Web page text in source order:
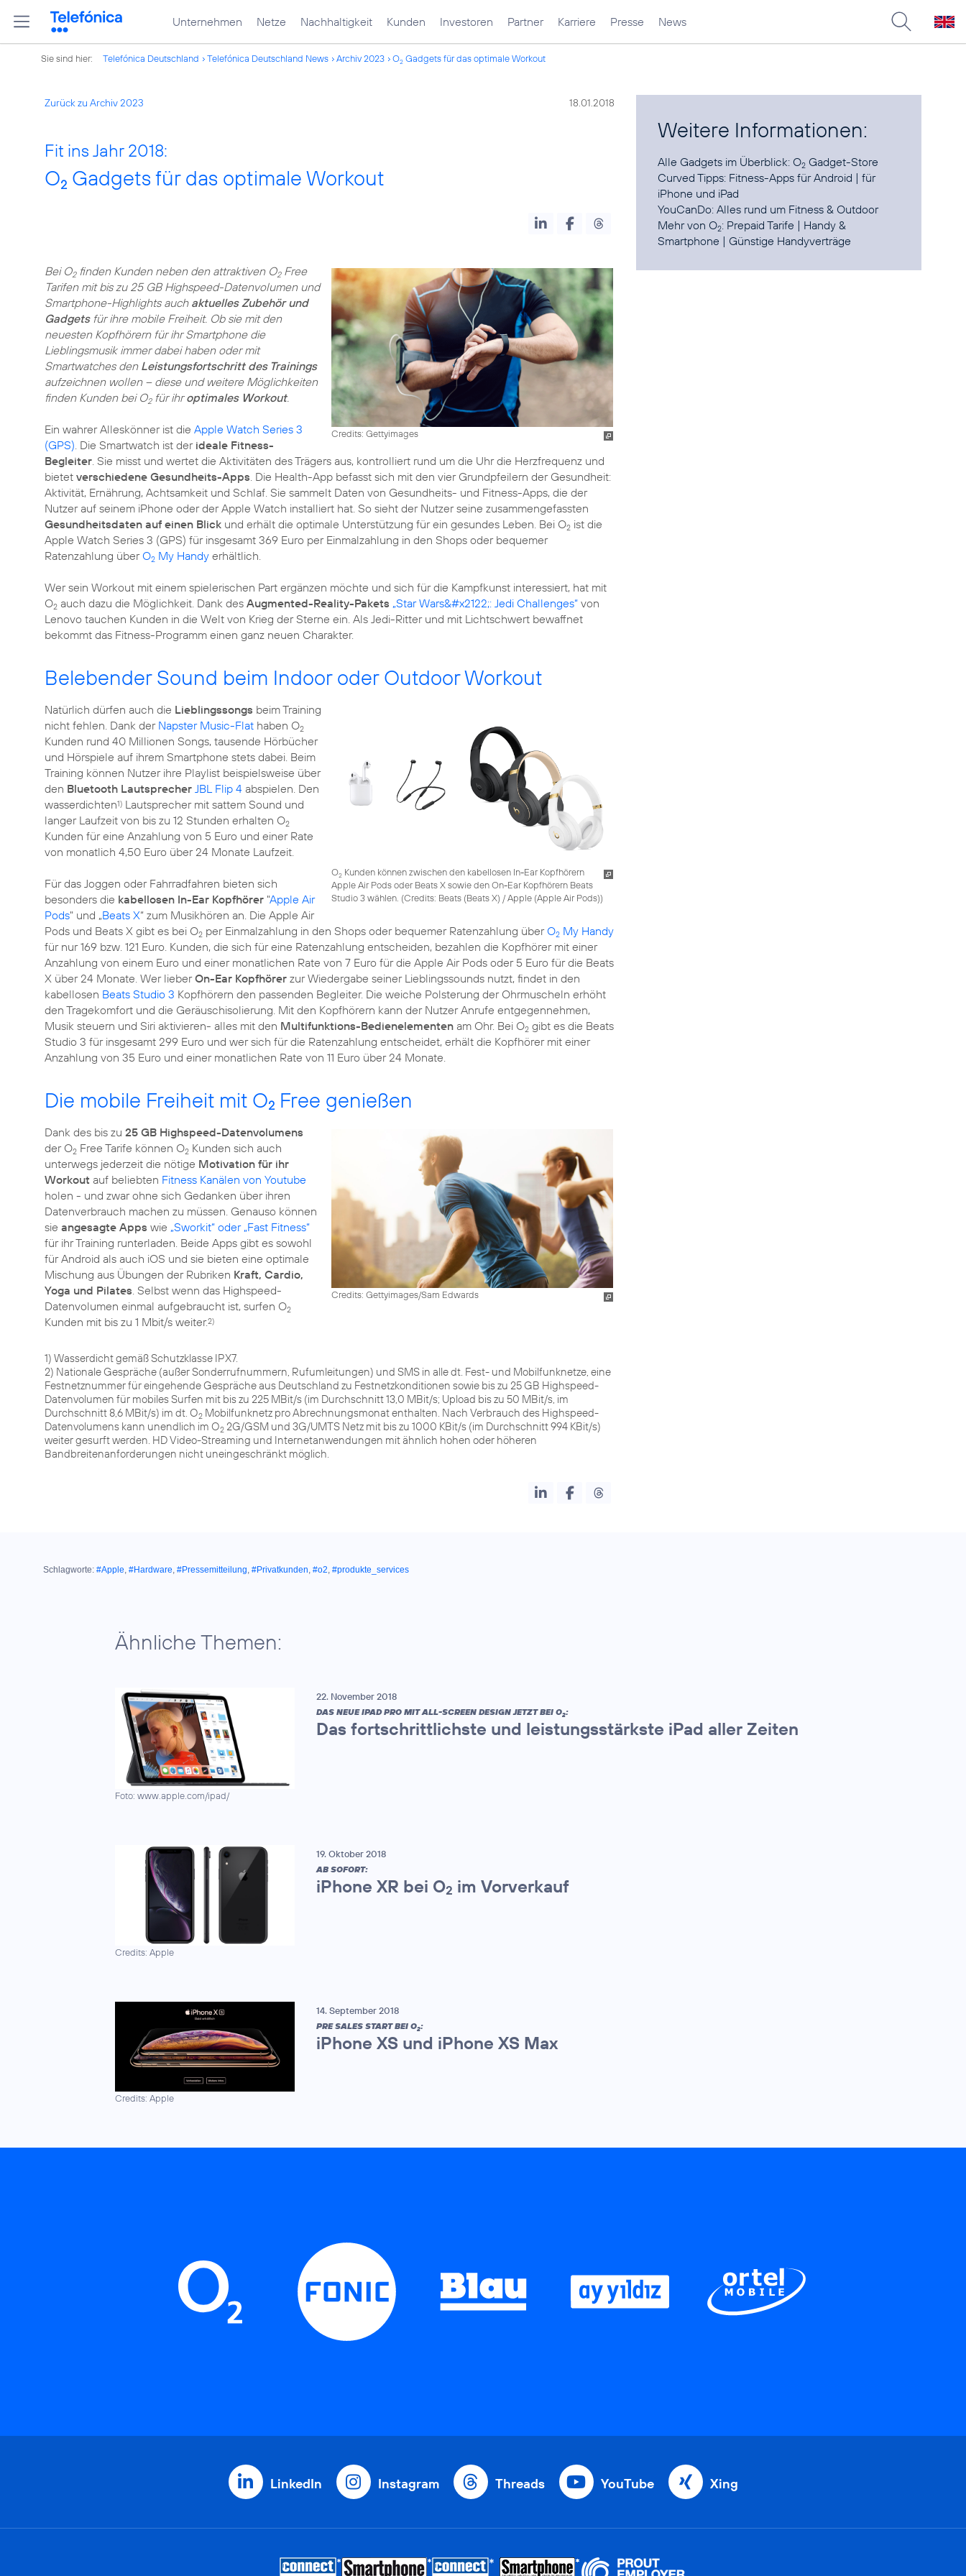
Unternehmen Netze Nachhaltigkeit Kunden Investoren Partner Karriere Presse News
Sie sind hier: Telefónica Deutschland Telefónica Deutschland News Archiv 2023 O2 Gadgets für das optimale Workout
Zurück zu Archiv 2023 18.01.2018
Fit ins Jahr 2018:
O2 Gadgets für das optimale Workout
Credits: Gettyimages
Bei O2finden Kunden neben den attraktiven O2Free
Tarifen mit bis zu 25 GB Highspeed-Datenvolumen und
Smartphone-Highlights auch aktuelles Zubehör und
Gadgetsfür ihre mobile Freiheit. Ob sie mit den
neuesten Kopfhörern für ihr Smartphone die
Lieblingsmusik immer dabei haben oder mit
Smartwatches den Leistungsfortschritt des Trainings
aufzeichnen wollen – diese und weitere Möglichkeiten
finden Kunden bei O2für ihroptimales Workout.
Ein wahrer Alleskönner ist die Apple Watch Series 3
(GPS). Die Smartwatch ist der ideale Fitness-
Begleiter. Sie misst und wertet die Aktivitäten des Trägers aus, kontrolliert rund um die Uhr die Herzfrequenz und
bietet verschiedene Gesundheits-Apps. Die Health-App befasst sich mit den vier Grundpfeilern der Gesundheit:
Aktivität, Ernährung, Achtsamkeit und Schlaf. Sie sammelt Daten von Gesundheits- und Fitness-Apps, die der
Nutzer auf seinem iPhone oder der Apple Watch installiert hat. So sieht der Nutzer seine zusammengefassten
Gesundheitsdaten auf einen Blick und erhält die optimale Unterstützung für ein gesundes Leben. Bei O2 ist die
Apple Watch Series 3 (GPS) für insgesamt 369 Euro per Einmalzahlung in den Shops oder bequemer
Ratenzahlung überO2 My Handy erhältlich.
Wer sein Workout mit einem spielerischen Part ergänzen möchte und sich für die Kampfkunst interessiert, hat mit
O2 auch dazu die Möglichkeit. Dank des Augmented-Reality-Pakets „Star Wars&#x2122;: Jedi Challenges“ von
Lenovo tauchen Kunden in die Welt von Krieg der Sterne ein. Als Jedi-Ritter und mit Lichtschwert bewaffnet
bekommt das Fitness-Programm einen ganz neuen Charakter.
Belebender Sound beim Indoor oder Outdoor Workout
O2Kunden können zwischen den kabellosen In-Ear Kopfhörern
Apple Air Pods oder Beats X sowie den On-Ear Kopfhörern Beats
Studio 3 wählen. (Credits: Beats (Beats X) / Apple (Apple Air Pods))
Natürlich dürfen auch die Lieblingssongs beim Training
nicht fehlen. Dank der Napster Music-Flat haben O2
Kunden rund 40 Millionen Songs, tausende Hörbücher
und Hörspiele auf ihrem Smartphone stets dabei. Beim
Training können Nutzer ihre Playlist beispielsweise über
den Bluetooth Lautsprecher JBL Flip 4 abspielen. Den
wasserdichten1) Lautsprecher mit sattem Sound und
langer Laufzeit von bis zu 12 Stunden erhalten O2
Kunden für eine Anzahlung von 5 Euro und einer Rate
von monatlich 4,50 Euro über 24 Monate Laufzeit.
Für das Joggen oder Fahrradfahren bieten sich
besonders die kabellosen In-Ear Kopfhörer "Apple Air
Pods" und „Beats X“ zum Musikhören an. Die Apple Air
Pods und Beats X gibt es bei O2 per Einmalzahlung in den Shops oder bequemer Ratenzahlung überO2 My Handy
für nur 169 bzw. 121 Euro. Kunden, die sich für eine Ratenzahlung entscheiden, bezahlen die Kopfhörer mit einer
Anzahlung von einem Euro und einer monatlichen Rate von 7 Euro für die Apple Air Pods oder 5 Euro für die Beats
X über 24 Monate. Wer lieberOn-Ear Kopfhörer zur Wiedergabe seiner Lieblingssounds nutzt, findet in den
kabellosen Beats Studio 3 Kopfhörern den passenden Begleiter. Die weiche Polsterung der Ohrmuscheln erhöht
den Tragekomfort und die Geräuschisolierung. Mit den Kopfhörern kann der Nutzer Anrufe entgegennehmen,
Musik steuern und Siri aktivieren- alles mit den Multifunktions-Bedienelementen am Ohr. Bei O2 gibt es die Beats
Studio 3 für insgesamt 299 Euro und wer sich für die Ratenzahlung entscheidet, erhält die Kopfhörer mit einer
Anzahlung von 35 Euro und einer monatlichen Rate von 11 Euro über 24 Monate.
Die mobile Freiheit mit O2 Free genießen
Credits: Gettyimages/Sam Edwards
Dank des bis zu 25 GB Highspeed-Datenvolumens
der O2 Free Tarife können O2 Kunden sich auch
unterwegs jederzeit die nötige Motivation für ihr
Workout auf beliebten Fitness Kanälen von Youtube
holen - und zwar ohne sich Gedanken über ihren
Datenverbrauch machen zu müssen. Genauso können
sie angesagte Apps wie „Sworkit“ oder „Fast Fitness“
für ihr Training runterladen. Beide Apps gibt es sowohl
für Android als auch iOS und sie bieten eine optimale
Mischung aus Übungen der Rubriken Kraft, Cardio,
Yoga und Pilates. Selbst wenn das Highspeed-
Datenvolumen einmal aufgebraucht ist, surfen O2
Kunden mit bis zu 1 Mbit/s weiter.2)
1) Wasserdicht gemäß Schutzklasse IPX7.
2) Nationale Gespräche (außer Sonderrufnummern, Rufumleitungen) und SMS in alle dt. Fest- und Mobilfunknetze, eine
Festnetznummer für eingehende Gespräche aus Deutschland zu Festnetzkonditionen sowie bis zu 25 GB Highspeed-
Datenvolumen für mobiles Surfen mit bis zu 225 MBit/s (im Durchschnitt 13,0 MBit/s; Upload bis zu 50 MBit/s, im
Durchschnitt 8,6 MBit/s) im dt. O2 Mobilfunknetz pro Abrechnungsmonat enthalten. Nach Verbrauch des Highspeed-
Datenvolumens kann unendlich im O2 2G/GSM und 3G/UMTS Netz mit bis zu 1000 KBit/s (im Durchschnitt 994 KBit/s)
weiter gesurft werden. HD Video-Streaming und Internetanwendungen mit ähnlich hohen oder höheren
Bandbreitenanforderungen nicht uneingeschränkt möglich.
Weitere Informationen:
Alle Gadgets im Überblick:O2 Gadget-Store
Curved Tipps: Fitness-Apps für Android | für
iPhone und iPad
YouCanDo:Alles rund um Fitness & Outdoor
Mehr von O2: Prepaid Tarife | Handy &
Smartphone |Günstige Handyverträge
Schlagworte: #Apple, #Hardware, #Pressemitteilung, #Privatkunden, #o2, #produkte_services
Ähnliche Themen:
Foto: www.apple.com/ipad/
22. November 2018
DAS NEUE IPAD PRO MIT ALL-SCREEN DESIGN JETZT BEI O2:
Das fortschrittlichste und leistungsstärkste iPad aller Zeiten
Credits: Apple
19. Oktober 2018
AB SOFORT:
iPhone XR bei O2 im Vorverkauf
Credits: Apple
14. September 2018
PRE SALES START BEI O2:
iPhone XS und iPhone XS Max
LinkedIn Instagram Threads YouTube Xing